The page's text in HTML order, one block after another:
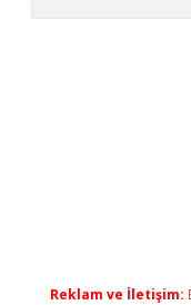
Reklam ve İletişim: